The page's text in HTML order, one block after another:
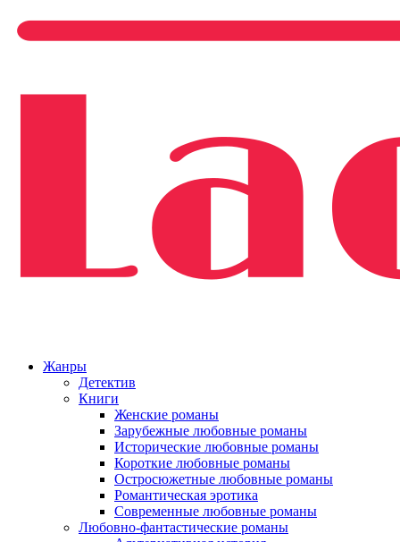
Жанры
Детектив
Книги
Женские романы
Зарубежные любовные романы
Исторические любовные романы
Короткие любовные романы
Остросюжетные любовные романы
Романтическая эротика
Современные любовные романы
Любовно-фантастические романы